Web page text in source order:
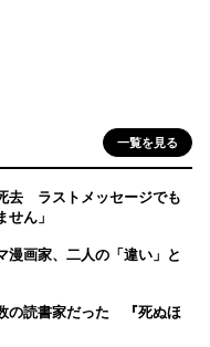
一覧を見る
去 ラストメッセージでも
ん」
画家、二人の「違い」と
の読書家だった 『死ぬほ